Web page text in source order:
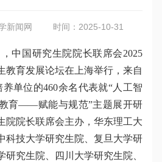
新闻网 时间：2025-10-31
中国研究生院院长联席会2025
教育发展论坛在上海举行，来自
单位的460余名代表就“人工智
育——赋能与规范”主题展开研
院院长联席会主办，华东理工大
科技大学研究生院、复旦大学研
研究生院、四川大学研究生院、